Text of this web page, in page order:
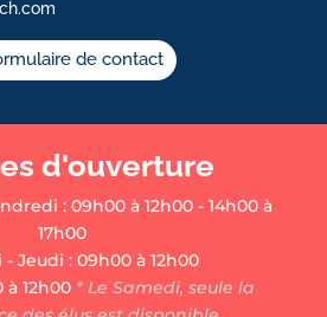
de contact
d'ouverture
: 09h00 à 12h00 - 14h00 à
17h00
Jeudi : 09h00 à 12h00
à 12h00* Le Samedi, seule la